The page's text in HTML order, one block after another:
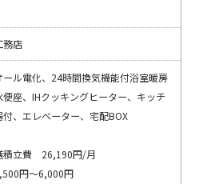
務店
ール電化、24時間換気機能付浴室暖房
座、IHクッキングヒーター、キッチ
付、エレベーター、宅配BOX
積立費 26,190円/月
円～6,000円